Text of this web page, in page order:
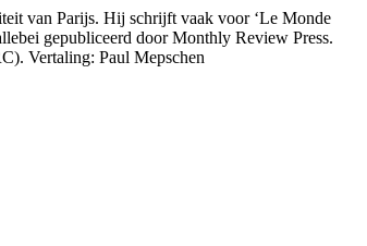
van Parijs. Hij schrijft vaak voor ‘Le Monde
gepubliceerd door Monthly Review Press.
Vertaling: Paul Mepschen